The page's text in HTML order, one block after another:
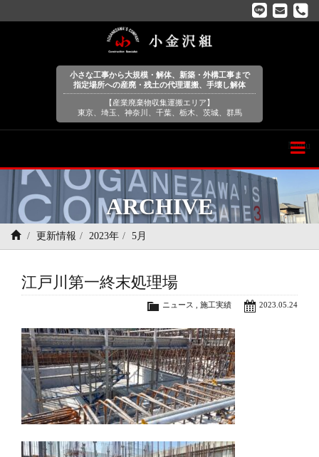
小さな工事から大規模・解体、新築・外構工事まで
指定場所への産廃・残土の代理運搬、手壊し解体
【産業廃棄物収集運搬エリア】
東京、埼玉、神奈川、千葉、栃木、茨城、群馬
Menu
ARCHIVE
更新情報 2023年 5月
江戸川第一終末処理場
2023.05.24
ニュース 施工実績